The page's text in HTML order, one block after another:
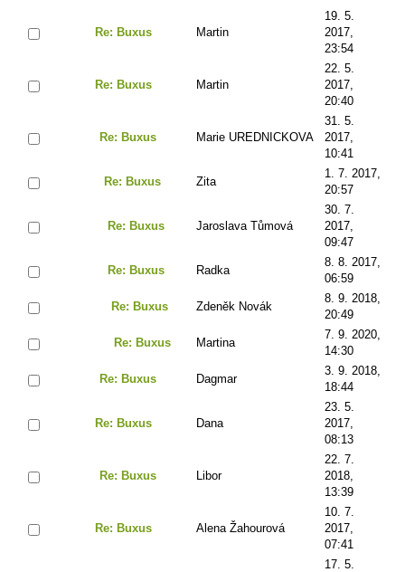
Re: Buxus Martin
19. 5.
2017,
23:54
Re: Buxus Martin
22. 5.
2017,
20:40
Re: Buxus Marie UREDNICKOVA
31. 5.
2017,
10:41
Re: Buxus Zita
1. 7. 2017,
20:57
Re: Buxus Jaroslava Tůmová
30. 7.
2017,
09:47
Re: Buxus Radka
8. 8. 2017,
06:59
Re: Buxus Zdeněk Novák
8. 9. 2018,
20:49
Re: Buxus Martina
7. 9. 2020,
14:30
Re: Buxus Dagmar
3. 9. 2018,
18:44
Re: Buxus Dana
23. 5.
2017,
08:13
Re: Buxus Libor
22. 7.
2018,
13:39
Re: Buxus Alena Žahourová
10. 7.
2017,
07:41
17. 5.